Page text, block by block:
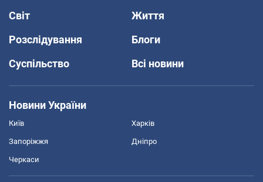
Світ
Життя
Розслідування
Блоги
Суспільство
Всі новини
Новини України
Київ Харків
Запоріжжя Дніпро
Черкаси